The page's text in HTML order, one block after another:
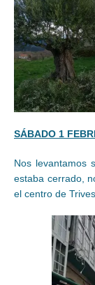
SÁBADO 1
Nos levantamos
estaba cerrado,
el centro de